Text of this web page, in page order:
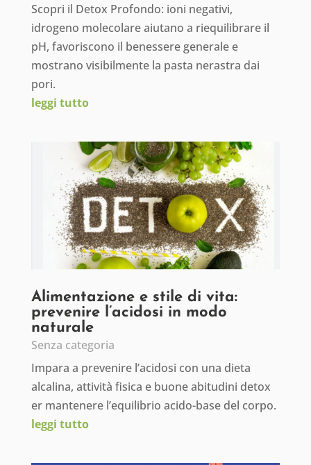
Scopri il Detox Profondo: ioni negativi,
idrogeno molecolare aiutano a riequilibrare il
pH, favoriscono il benessere generale e
mostrano visibilmente la pasta nerastra dai
pori.
leggi tutto
Alimentazione e stile di vita:
prevenire l’acidosi in modo
naturale
Senza categoria
Impara a prevenire l’acidosi con una dieta
alcalina, attività fisica e buone abitudini detox
er mantenere l’equilibrio acido-base del corpo.
leggi tutto